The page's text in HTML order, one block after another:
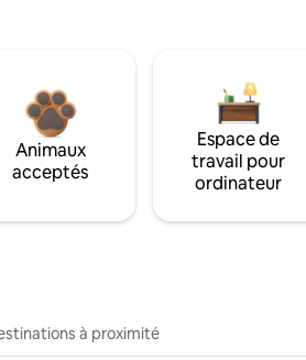
Animaux
acceptés
Espace de
travail pour
ordinateur
à proximité